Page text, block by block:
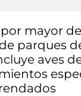
mayor
parques
aves